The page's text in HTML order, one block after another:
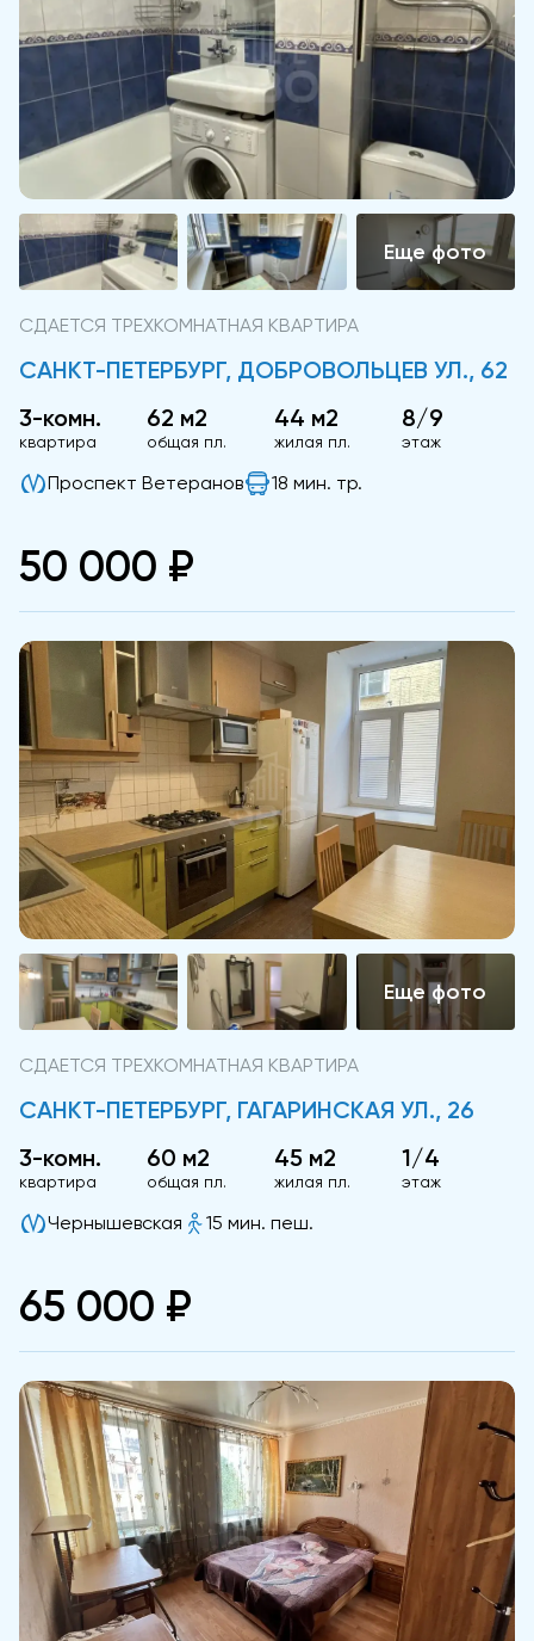
СДАЕТСЯ ТРЕХКОМНАТНАЯ КВАРТИРА
САНКТ-ПЕТЕРБУРГ, ДОБРОВОЛЬЦЕВ УЛ., 62
3-комн.
квартира
62 м2
общая пл.
44 м2
жилая пл.
8/9
этаж
Проспект Ветеранов 18 мин. тр.
50 000 ₽
СДАЕТСЯ ТРЕХКОМНАТНАЯ КВАРТИРА
САНКТ-ПЕТЕРБУРГ, ГАГАРИНСКАЯ УЛ., 26
3-комн.
квартира
60 м2
общая пл.
45 м2
жилая пл.
1/4
этаж
Чернышевская 15 мин. пеш.
65 000 ₽